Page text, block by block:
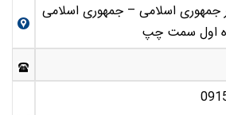
جمهوری اسلامی – جمهوری اسلامی